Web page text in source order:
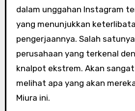
dalam unggahan Instagram
yang menunjukkan
pengerjaannya. Salah
perusahaan yang terkenal
knalpot ekstrem. Akan
melihat apa yang akan
Miura ini.